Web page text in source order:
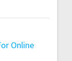
Online